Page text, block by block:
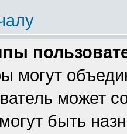
могут
может
быть